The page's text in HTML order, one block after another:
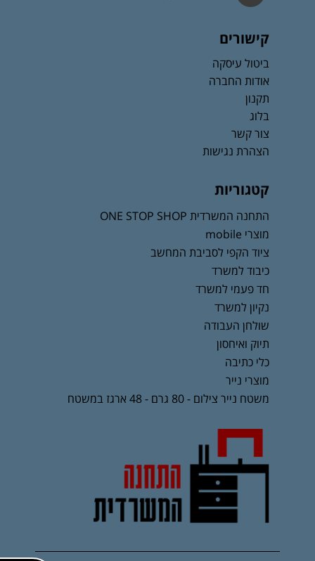
קישורים
ביטול עיסקה
אודות החברה
תקנון
בלוג
צור קשר
הצהרת נגישות
קטגוריות
התחנה המשרדית ONE STOP SHOP
מוצרי mobile
ציוד הקפי לסביבת המחשב
כיבוד למשרד
חד פעמי למשרד
נקיון למשרד
שולחן העבודה
תיוק ואיחסון
כלי כתיבה
מוצרי נייר
משטח נייר צילום - 80 גרם - 48 ארגז במשטח